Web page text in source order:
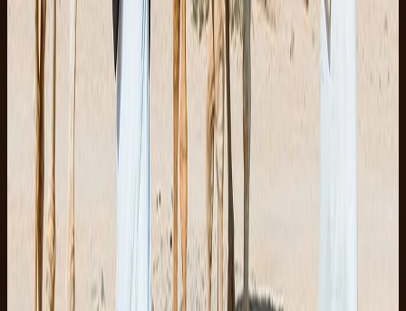
4.8
Sharm El Sheikh
Sharm El Sheikh ATV quad og kamelridning
Sinai-bjerge, quad-spor og et kamelstop
3h
EUR 20
BEDSTE VALUTA
4)
Sharm El Sheikh